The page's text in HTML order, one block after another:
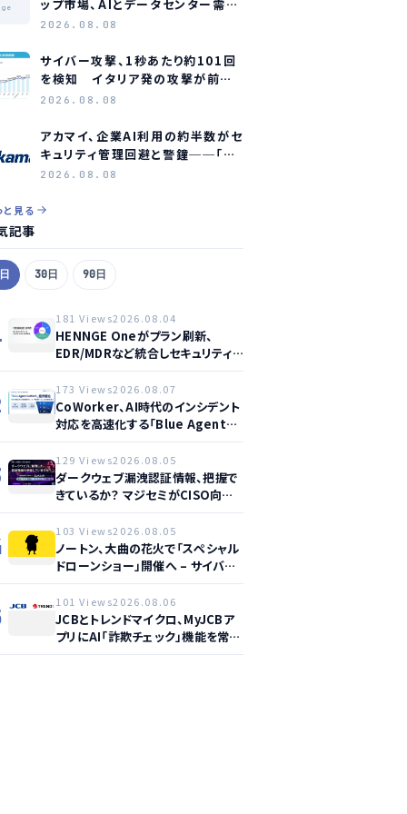
ップ市場、AIとデータセンター需要
に牽引され2035年に約1.1兆ドル
2026.08.08
サイバー攻撃、1秒あたり約101回
を検知 イタリア発の攻撃が前年
同期比約75倍に急増
2026.08.08
アカマイ、企業AI利用の約半数がセ
キュリティ管理回避と警鐘──「シ
ャドーAI」が新たな脅威に
2026.08.08
と見る
記事
30日 90日
181 Views2026.08.04
HENNGE Oneがプラン刷新、
EDR/MDRなど統合しセキュリティ
強化へ
173 Views2026.08.07
CoWorker、AI時代のインシデント
対応を高速化する「Blue Agent
CoWork」を提供開始
129 Views2026.08.05
ダークウェブ漏洩認証情報、把握で
きているか？ マジセミがCISO向け
ウェビナー開催へ
103 Views2026.08.05
ノートン、大曲の花火で「スペシャル
ドローンショー」開催へ – サイバー
セーフティ啓発
101 Views2026.08.06
JCBとトレンドマイクロ、MyJCBア
プリにAI「詐欺チェック」機能を常設
し不正対策を強化